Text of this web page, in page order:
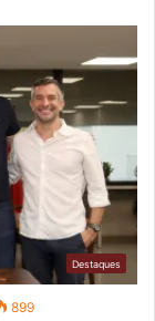
Destaques
899